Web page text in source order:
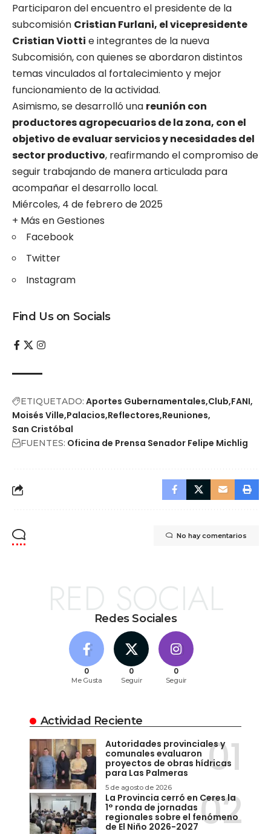
Participaron del encuentro el presidente de la
subcomisión Cristian Furlani, el vicepresidente
Cristian Viotti e integrantes de la nueva
Subcomisión, con quienes se abordaron distintos
temas vinculados al fortalecimiento y mejor
funcionamiento de la actividad.
Asimismo, se desarrolló una reunión con
productores agropecuarios de la zona, con el
objetivo de evaluar servicios y necesidades del
sector productivo, reafirmando el compromiso de
seguir trabajando de manera articulada para
acompañar el desarrollo local.
Miércoles, 4 de febrero de 2025
+ Más enGestiones
Facebook
Twitter
Instagram
Find Us on Socials
ETIQUETADO: Aportes Gubernamentales Club FANI
Moisés Ville Palacios Reflectores Reuniones
San Cristóbal
FUENTES: Oficina de Prensa Senador Felipe Michlig
No hay comentarios
Redes Sociales
RED SOCIAL
0
Me Gusta
0
Seguir
0
Seguir
Actividad Reciente
Autoridades provinciales y
comunales evaluaron
proyectos de obras hídricas
para Las Palmeras
5 de agosto de 2026
La Provincia cerró en Ceres la
1° ronda de jornadas
regionales sobre el fenómeno
de El Niño 2026-2027